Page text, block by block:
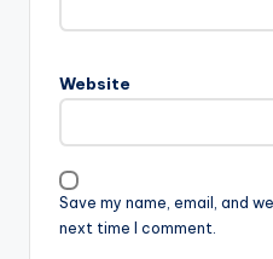
Website
Save my name, email, and
next time I comment.